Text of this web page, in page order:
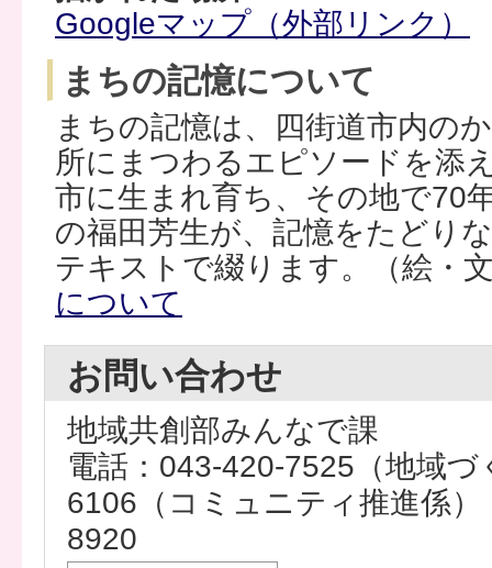
Googleマップ（外部リンク）
まちの記憶について
まちの記憶は、四街道市内の
所にまつわるエピソードを添
市に生まれ育ち、その地で70
の福田芳生が、記憶をたどり
テキストで綴ります。（絵・
について
お問い合わせ
地域共創部みんなで課
電話：043-420-7525（地域
6106（コミュニティ推進係
8920